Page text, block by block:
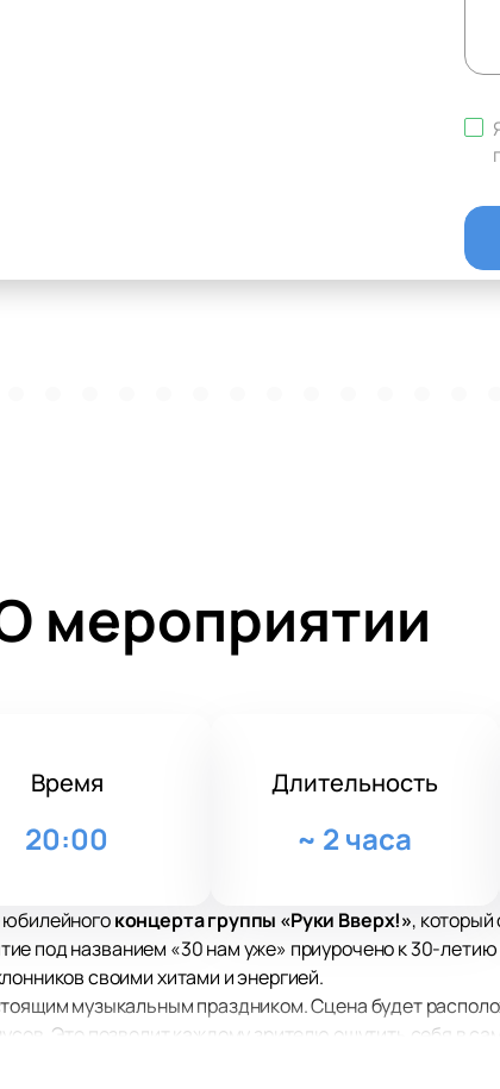
мероприятии
Время
20:00
Длительность
~ 2 часа
концерта группы «Руки Вверх!»,
под названием «30 нам уже» приурочено к 30-летию
своими хитами и энергией.
музыкальным праздником. Сцена будет
Это позволит каждому зрителю ощутить себя в
расположение сцены — новаторский шаг для